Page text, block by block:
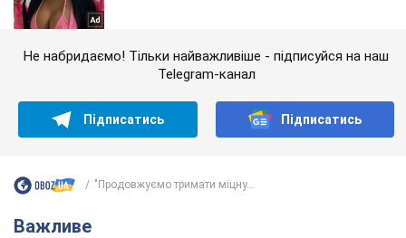
Не набридаємо! Тільки найважливіше - підписуйся на наш
Telegram-канал
Підписатись Підписатись
"Продовжуємо тримати міцну...
Важливе